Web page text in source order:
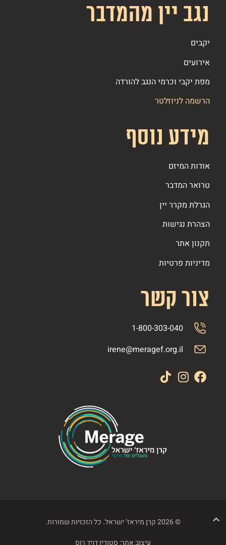
נגב יין מהמדבר
יקבים
אירועים
מפת יקבי וכרמי הנגב להורדה
הרשמה לניוזלטר
מידע נוסף
אודות המיזם
טרואר המדבר
הגרלת מקרר יין
הצהרת נגישות
תקנון אתר
מדיניות פרטיות
צור קשר
1-800-303-040
irene@meragef.org.il
© 2026 קרן מיראז’ ישראל. כל הזכויות שמורות.
עיצוב אתר: סטודיו דויד רוס